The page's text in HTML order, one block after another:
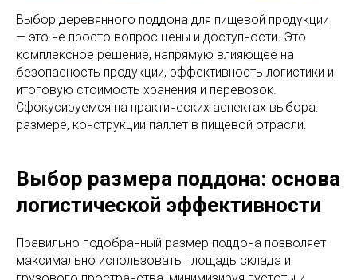
Выбор деревянного поддона для пищевой продукции
— это не просто вопрос цены и доступности. Это
комплексное решение, напрямую влияющее на
безопасность продукции, эффективность логистики и
итоговую стоимость хранения и перевозок.
Сфокусируемся на практических аспектах выбора:
размере, конструкции паллет в пищевой отрасли.
Выбор размера поддона: основа
логистической эффективности
Правильно подобранный размер поддона позволяет
максимально использовать площадь склада и